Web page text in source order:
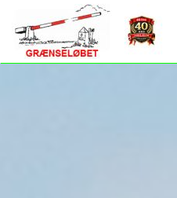
Skip to main content